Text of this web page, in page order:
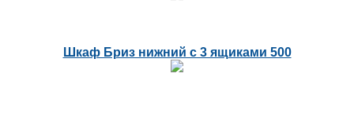
Шкаф Бриз нижний с 3 ящиками 500